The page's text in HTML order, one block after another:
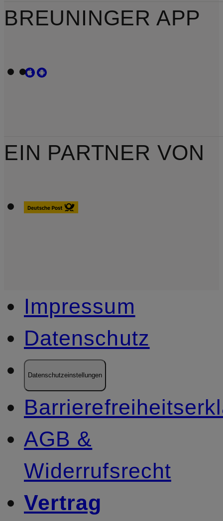
EIN PARTNER VON
BREUNINGER APP
Impressum
Datenschutz
Datenschutzeinstellungen
AGB &
Widerrufsrecht
Vertrag